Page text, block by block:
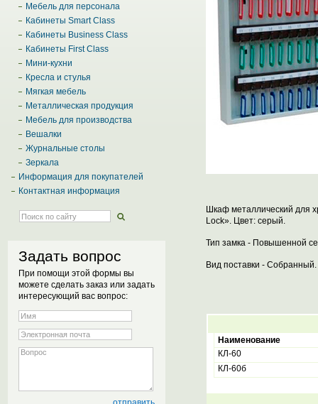
Мебель для персонала
Кабинеты Smart Class
Кабинеты Business Class
Кабинеты First Class
Мини-кухни
Кресла и стулья
Мягкая мебель
Металлическая продукция
Мебель для производства
Вешалки
Журнальные столы
Зеркала
Информация для покупателей
Контактная информация
Задать вопрос
При помощи этой формы вы
можете сделать заказ или задать
интересующий вас вопрос:
Шкаф металлический для
Lock». Цвет: серый.
Тип замка - Повышенной
Вид поставки - Собранный.
Наименование
КЛ-60
КЛ-60б